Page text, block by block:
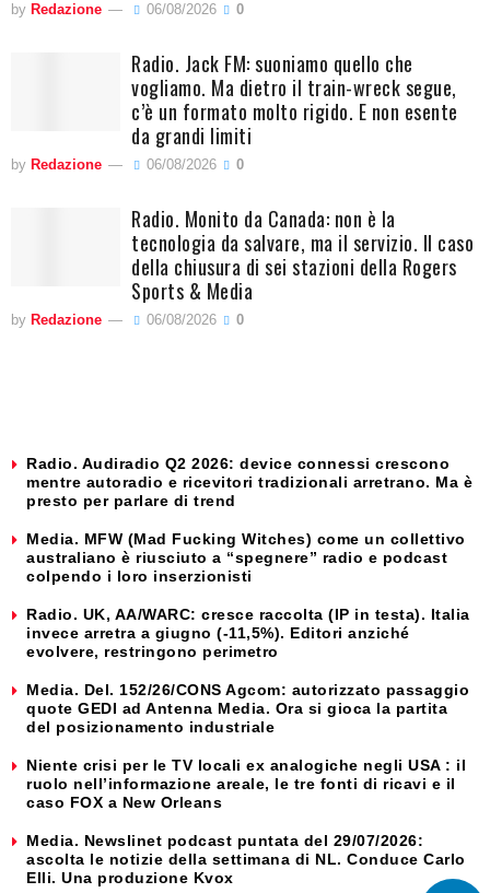
by Redazione 06/08/2026 0
Radio. Jack FM: suoniamo quello che
vogliamo. Ma dietro il train-wreck segue,
c’è un formato molto rigido. E non esente
da grandi limiti
by Redazione 06/08/2026 0
Radio. Monito da Canada: non è la
tecnologia da salvare, ma il servizio. Il caso
della chiusura di sei stazioni della Rogers
Sports & Media
by Redazione 06/08/2026 0
Radio. Audiradio Q2 2026: device connessi crescono
mentre autoradio e ricevitori tradizionali arretrano. Ma è
presto per parlare di trend
Media. MFW (Mad Fucking Witches) come un collettivo
australiano è riusciuto a “spegnere” radio e podcast
colpendo i loro inserzionisti
Radio. UK, AA/WARC: cresce raccolta (IP in testa). Italia
invece arretra a giugno (-11,5%). Editori anziché
evolvere, restringono perimetro
Media. Del. 152/26/CONS Agcom: autorizzato passaggio
quote GEDI ad Antenna Media. Ora si gioca la partita
del posizionamento industriale
Niente crisi per le TV locali ex analogiche negli USA : il
ruolo nell’informazione areale, le tre fonti di ricavi e il
caso FOX a New Orleans
Media. Newslinet podcast puntata del 29/07/2026:
ascolta le notizie della settimana di NL. Conduce Carlo
Elli. Una produzione Kvox